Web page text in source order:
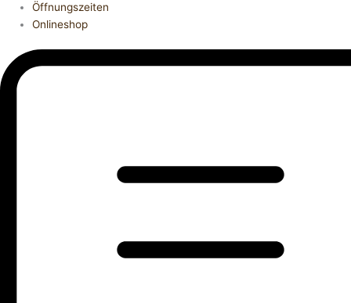
Öffnungszeiten
Onlineshop